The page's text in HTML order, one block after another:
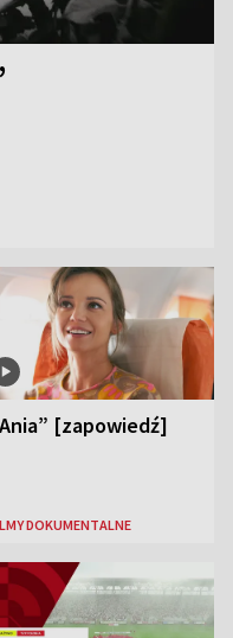
[zapowiedź]
DOKUMENTALNE